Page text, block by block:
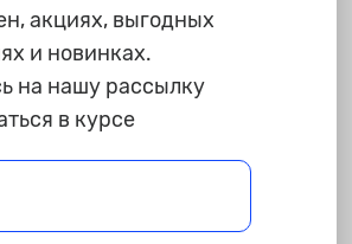
акциях, выгодных
и новинках.
на нашу рассылку
в курсе